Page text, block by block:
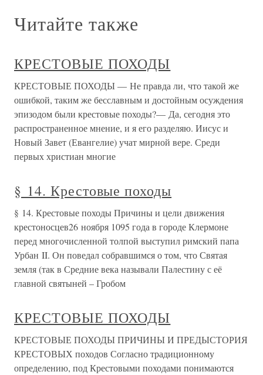
Читайте также
КРЕСТОВЫЕ ПОХОДЫ
КРЕСТОВЫЕ ПОХОДЫ — Не правда ли, что такой же
ошибкой, таким же бесславным и достойным осуждения
эпизодом были крестовые походы?— Да, сегодня это
распространенное мнение, и я его разделяю. Иисус и
Новый Завет (Евангелие) учат мирной вере. Среди
первых христиан многие
§ 14. Крестовые походы
§ 14. Крестовые походы Причины и цели движения
крестоносцев26 ноября 1095 года в городе Клермоне
перед многочисленной толпой выступил римский папа
Урбан II. Он поведал собравшимся о том, что Святая
земля (так в Средние века называли Палестину с её
главной святыней – Гробом
КРЕСТОВЫЕ ПОХОДЫ
КРЕСТОВЫЕ ПОХОДЫ ПРИЧИНЫ И ПРЕДЫСТОРИЯ
КРЕСТОВЫХ походов Согласно традиционному
определению, под Крестовыми походами понимаются